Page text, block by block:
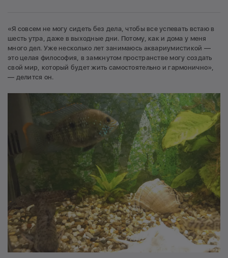
«Я совсем не могу сидеть без дела, чтобы все успевать встаю в
шесть утра, даже в выходные дни. Потому, как и дома у меня
много дел. Уже несколько лет занимаюсь аквариумистикой —
это целая философия, в замкнутом пространстве могу создать
свой мир, который будет жить самостоятельно и гармонично»,
— делится он.